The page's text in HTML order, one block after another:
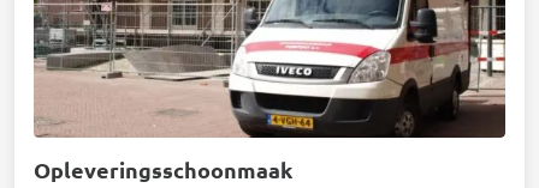
Opleveringsschoonmaak